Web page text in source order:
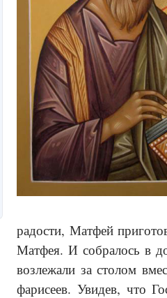
радости, Матфей
Матфея. И собралось в
возлежали за столом
фарисеев. Увидев, что